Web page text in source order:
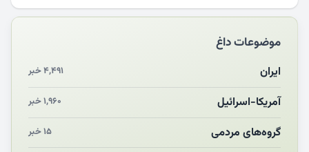
مکن ای صبح طلوع
چرایی «استقبال از آقای ایران»
انقلاب مردمی و مردم انقلابی
مرگ خاموش زیست‌محیطی در منطقه تربت‌جام
چو‌ن‌وچرا در «علی‌الاصول» یا انتظار برای تحقق شروط
موضوعات داغ
ایران ۴,۴۹۱ خبر
آمریکا-اسرائیل ۱,۹۶۰ خبر
گروه‌های مردمی ۱۵ خبر